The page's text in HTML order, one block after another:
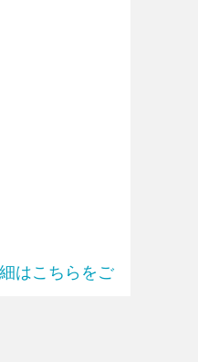
はこちらをご